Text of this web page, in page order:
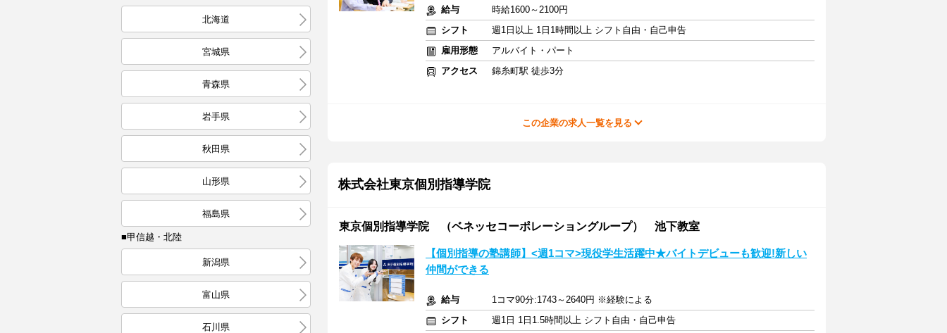
北海道
宮城県
青森県
岩手県
秋田県
山形県
福島県
■甲信越・北陸
新潟県
富山県
石川県
給与
時給1600～2100円
シフト
週1日以上 1日1時間以上 シフト自由・自己申告
雇用形態
アルバイト・パート
アクセス
錦糸町駅 徒歩3分
この企業の求人一覧を見る
株式会社東京個別指導学院
東京個別指導学院 （ベネッセコーポレーショングループ） 池下教室
【個別指導の塾講師】<週1コマ>現役学生活躍中★バイトデビューも歓迎!新しい
仲間ができる
給与
1コマ90分:1743～2640円 ※経験による
シフト
週1日 1日1.5時間以上 シフト自由・自己申告